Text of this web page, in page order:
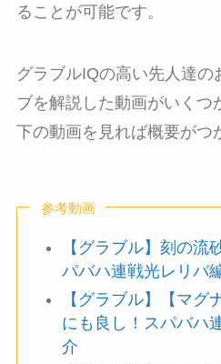
ることが可能です。
グラブルIQの高い先人達の
ブを解説した動画がいくつ
下の動画を見れば概要がつ
参考動画
【グラブル】刻の流
パバハ連戦光レリバ
【グラブル】【マグ
にも良し！スパバハ
介